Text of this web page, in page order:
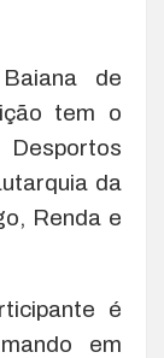
de
tem o
Desportos
da
Renda e
é
em